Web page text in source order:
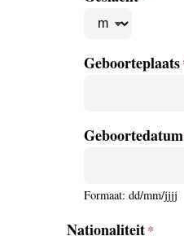
Geboorteplaats
Geboortedatum
Formaat: dd/mm/jjjj
Nationaliteit